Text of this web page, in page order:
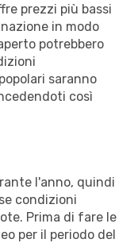
prezzi più bassi
in modo
potrebbero
saranno
così
l'anno, quindi
condizioni
Prima di fare le
per il periodo del